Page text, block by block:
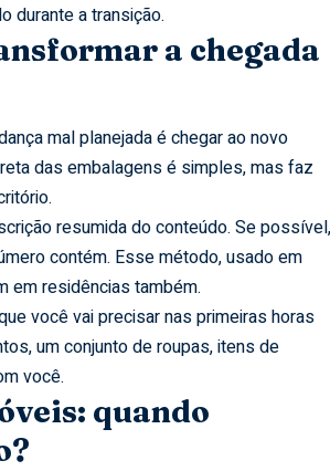
durante a transição.
a chegada
mal planejada é chegar ao novo
das embalagens é simples, mas faz
resumida do conteúdo. Se
contém. Esse método, usado em
em residências também.
você vai precisar nas primeiras horas
um conjunto de roupas, itens de
você.
quando